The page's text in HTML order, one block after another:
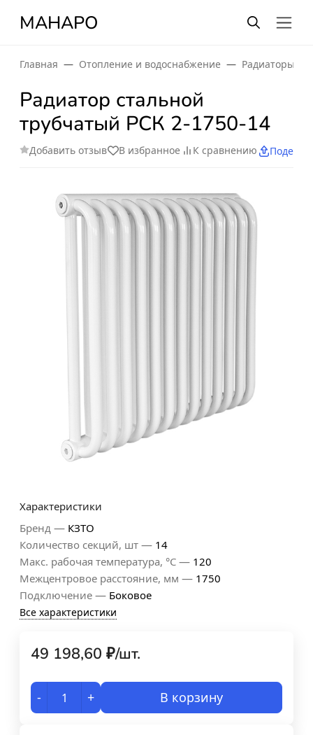
МАНАРО
Главная Отопление и водоснабжение Радиаторы
Радиатор стальной
трубчатый РСК 2-1750-14
Добавить отзыв В избранное К сравнению
Характеристики
Бренд — КЗТО
Количество секций, шт — 14
Макс. рабочая температура, °С — 120
Межцентровое расстояние, мм — 1750
Подключение — Боковое
Все характеристики
49 198,60 ₽/шт.
- + В корзину